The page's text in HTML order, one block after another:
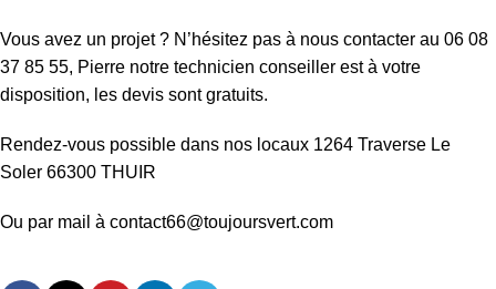
Vous avez un projet ? N’hésitez pas à nous contacter au 06 08
37 85 55, Pierre notre technicien conseiller est à votre
disposition, les devis sont gratuits.
Rendez-vous possible dans nos locaux 1264 Traverse Le
Soler 66300 THUIR
Ou par mail à contact66@toujoursvert.com